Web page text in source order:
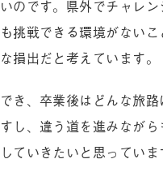
です。県外でチャレン
挑戦できる環境がない
損出だと考えています。
き、卒業後はどんな旅
し、違う道を進みなが
ていきたいと思っていま